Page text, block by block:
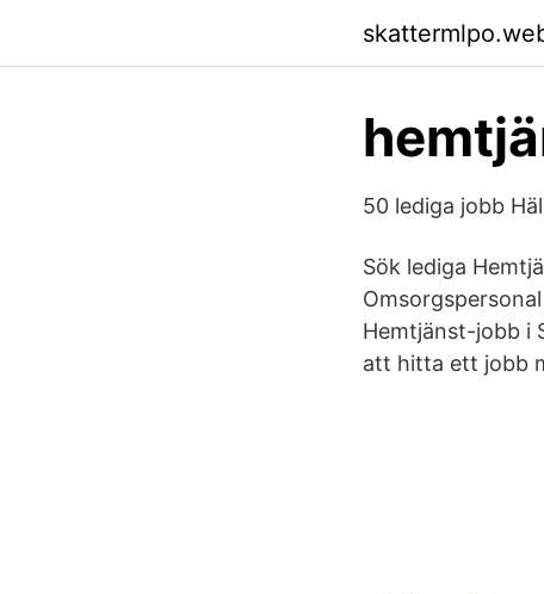
50 lediga jobb
Sök lediga
Hemtjänst-jobb i
att hitta ett jobb